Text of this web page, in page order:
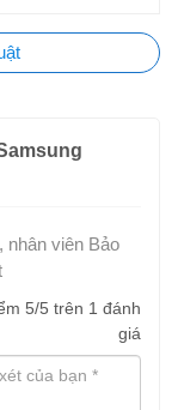
chịu lực. Đem
thời trang.
nhân viên Bảo
5/5 trên 1 đánh
giá